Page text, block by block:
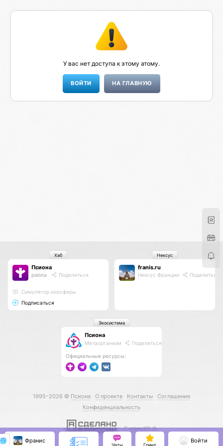
У вас нет доступа к этому атому.
НА ГЛАВНУЮ
Псиона
psiona Поделиться
Cимулятор ноосферы
Подписаться
Хаб
franis.ru
Нексус Франции Поделиться
Нексус
Псиона
Метаорганизм Поделиться
Официальные ресурсы:
Экосистема
1995–2026 © Псиона О проекте Контакты
Соглашение
Конфиденциальность
С нами КО 🕉️
Франис
Чаты Гринд
Войти